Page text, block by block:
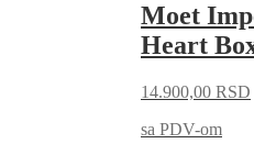
Moet
Heart
14.900,00 RSD
sa PDV-om